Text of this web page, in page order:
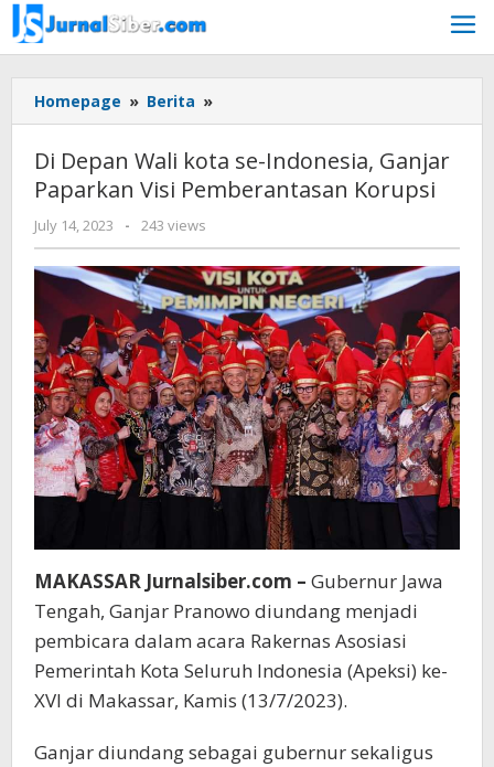
Skip
to
content
Homepage » Berita »
Depan
kota
se-
Paparkan
Visi
Pemberantasan
Korupsi
Di Depan Wali kota se-Indonesia, Ganjar
Paparkan Visi Pemberantasan Korupsi
July 14, 2023
by
Jurnalsiber
- 243 views
MAKASSAR Jurnalsiber.com – Gubernur Jawa
Tengah, Ganjar Pranowo diundang menjadi
pembicara dalam acara Rakernas Asosiasi
Pemerintah Kota Seluruh Indonesia (Apeksi) ke-
XVI di Makassar, Kamis (13/7/2023).
Ganjar diundang sebagai gubernur sekaligus